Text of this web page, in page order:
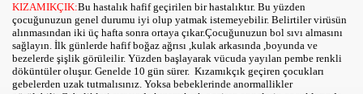
KIZAMIKÇIK:Bu hastalık hafif geçirilen bir hastalıktır. Bu yüzden
çocuğunuzun genel durumu iyi olup yatmak istemeyebilir. Belirtiler virüsün
alınmasından iki üç hafta sonra ortaya çıkar.Çocuğunuzun bol sıvı almasını
sağlayın. İlk günlerde hafif boğaz ağrısı ,kulak arkasında ,boyunda ve
bezelerde şişlik görüleilir. Yüzden başlayarak vücuda yayılan pembe renkli
döküntüler oluşur. Genelde 10 gün sürer. Kızamıkçık geçiren çocukları
gebelerden uzak tutmalısınız. Yoksa bebeklerinde anormallikler